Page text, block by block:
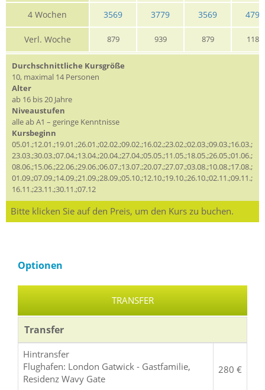
4 Wochen 3569 3779 3569 4799
Verl. Woche 879 939 879 1185
Durchschnittliche Kursgröße
10, maximal 14 Personen
Alter
ab 16 bis 20 Jahre
Niveaustufen
alle ab A1 – geringe Kenntnisse
Kursbeginn
05.01.;12.01.;19.01.;26.01.;02.02.;09.02.;16.02.;23.02.;02.03.;09.03.;16.03.;
23.03.;30.03.;07.04.;13.04.;20.04.;27.04.;05.05.;11.05.;18.05.;26.05.;01.06.;
08.06.;15.06.;22.06.;29.06.;06.07.;13.07.;20.07.;27.07.;03.08.;10.08.;17.08.;
01.09.;07.09.;14.09.;21.09.;28.09.;05.10.;12.10.;19.10.;26.10.;02.11.;09.11.;
16.11.;23.11.;30.11.;07.12
Bitte klicken Sie auf den Preis, um den Kurs zu buchen.
Optionen
TRANSFER
Transfer
Hintransfer
Flughafen: London Gatwick - Gastfamilie,
Residenz Wavy Gate
280 €